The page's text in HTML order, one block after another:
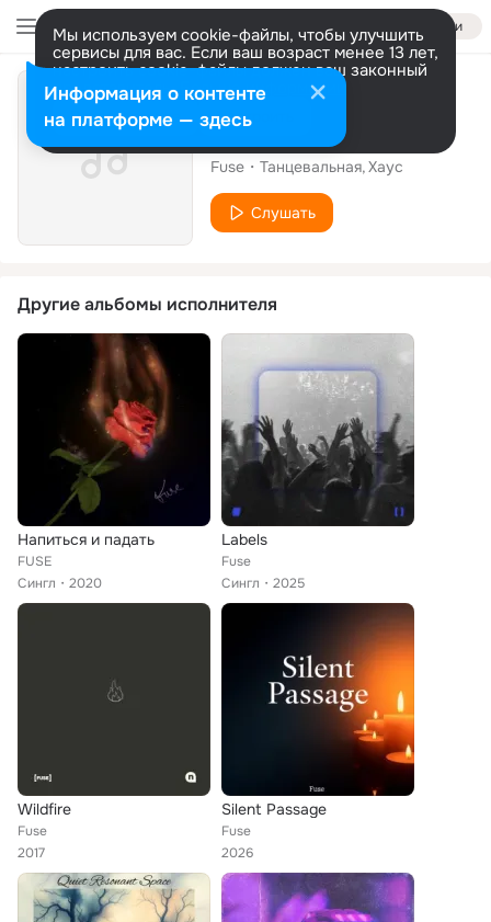
Войти
Мы используем cookie-файлы, чтобы улучшить
сервисы для вас. Если ваш возраст менее 13 лет,
настроить cookie-файлы должен ваш законный
представитель. Больше информации
Разрешить все Настроить
Сингл
Bring Out The Love
Fuse Танцевальная Хаус
Слушать
Другие альбомы исполнителя
Напиться и падать
FUSE
Сингл
2020
Labels
Fuse
Сингл
2025
Wildfire
Fuse
2017
Silent Passage
Fuse
2026
Информация о контенте
на платформе — здесь